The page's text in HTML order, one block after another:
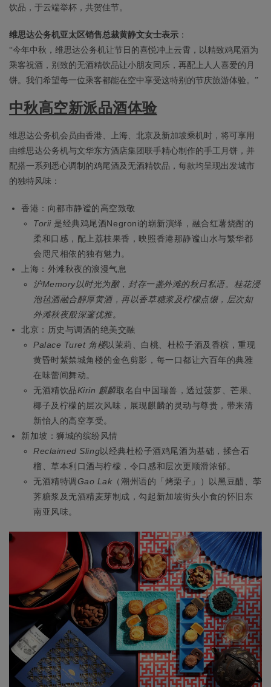
饮品，于云端举杯，共贺佳节。
维思达公务机亚太区销售总裁黄静文女士表示 ：
“今年中秋，维思达公务机让节日的喜悦冲上云霄，以精致鸡尾酒为
乘客祝酒，别致的无酒精饮品让小朋友同乐，再配上人人喜爱的月
饼。我们希望每一位乘客都能在空中享受这特别的节庆旅游体验。”
中秋高空新派品酒体验
维思达公务机会员由香港、上海、北京及新加坡乘机时，将可享用
由维思达公务机与文华东方酒店集团联手精心制作的手工月饼，并
配搭一系列悉心调制的鸡尾酒及无酒精饮品，每款均呈现出发城市
的独特风味：
香港： 向都市静谧的高空致敬
Torii 是经典鸡尾酒Negroni的崭新演绎，融合红薯烧酎的
柔和口感，配上荔枝果香，映照香港那静谧山水与繁华都
会咫尺相依的独有魅力。
上海： 外滩秋夜的浪漫气息
沪Memory以时光为酿，封存一盏外滩的秋日私语。桂花浸
泡毡酒融合醇厚黄酒，再以香草糖浆及柠檬点缀，层次如
外滩秋夜般深邃优雅。
北京： 历史与调酒的绝美交融
Palace Turet 角楼以茉莉、白桃、杜松子酒及香槟，重现
黄昏时紫禁城角楼的金色剪影，每一口都让六百年的典雅
在味蕾间舞动。
无酒精饮品Kirin 麒麟取名自中国瑞兽，透过菠萝、芒果、
椰子及柠檬的层次风味，展现麒麟的灵动与尊贵，带来清
新怡人的高空享受。
新加坡：狮城的缤纷风情
Reclaimed Sling以经典杜松子酒鸡尾酒为基础，揉合石
榴、草本利口酒与柠檬，令口感和层次更顺滑浓郁。
无酒精特调Gao Lak （潮州语的「烤栗子」）以黑豆醋、荸
荠糖浆及无酒精麦芽制成，勾起新加坡街头小食的怀旧东
南亚风味。